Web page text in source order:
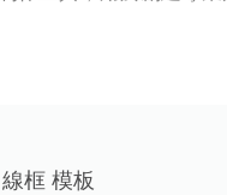
框 模板